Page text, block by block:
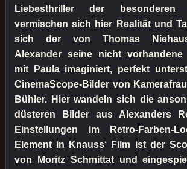
Liebesthriller der besonderen
vermischen sich hier Realität und
sich der von Thomas
Alexander seine nicht vorhandene
mit Paula imaginiert, perfekt
CinemaScope-Bilder von
Bühler. Hier wandeln sich die
düsteren Bilder aus Alexanders
Einstellungen im Retro-Farben-
Element in Knauss‘ Film ist der
von Moritz Schmittat und